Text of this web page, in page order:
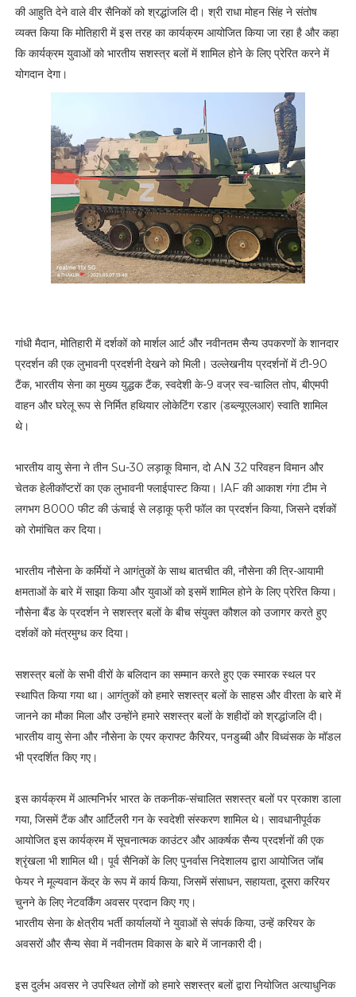
की आहुति देने वाले वीर सैनिकों को श्रद्धांजलि दी। श्री राधा मोहन सिंह ने संतोष
व्यक्त किया कि मोतिहारी में इस तरह का कार्यक्रम आयोजित किया जा रहा है और कहा
कि कार्यक्रम युवाओं को भारतीय सशस्त्र बलों में शामिल होने के लिए प्रेरित करने में
योगदान देगा।
गांधी मैदान, मोतिहारी में दर्शकों को मार्शल आर्ट और नवीनतम सैन्य उपकरणों के शानदार
प्रदर्शन की एक लुभावनी प्रदर्शनी देखने को मिली। उल्लेखनीय प्रदर्शनों में टी-90
टैंक, भारतीय सेना का मुख्य युद्धक टैंक, स्वदेशी के-9 वज्र स्व-चालित तोप, बीएमपी
वाहन और घरेलू रूप से निर्मित हथियार लोकेटिंग रडार (डब्ल्यूएलआर) स्वाति शामिल
थे।
भारतीय वायु सेना ने तीन Su-30 लड़ाकू विमान, दो AN 32 परिवहन विमान और
चेतक हेलीकॉप्टरों का एक लुभावनी फ्लाईपास्ट किया। IAF की आकाश गंगा टीम ने
लगभग 8000 फीट की ऊंचाई से लड़ाकू फ्री फॉल का प्रदर्शन किया, जिसने दर्शकों
को रोमांचित कर दिया।
भारतीय नौसेना के कर्मियों ने आगंतुकों के साथ बातचीत की, नौसेना की त्रि-आयामी
क्षमताओं के बारे में साझा किया और युवाओं को इसमें शामिल होने के लिए प्रेरित किया।
नौसेना बैंड के प्रदर्शन ने सशस्त्र बलों के बीच संयुक्त कौशल को उजागर करते हुए
दर्शकों को मंत्रमुग्ध कर दिया।
सशस्त्र बलों के सभी वीरों के बलिदान का सम्मान करते हुए एक स्मारक स्थल पर
स्थापित किया गया था। आगंतुकों को हमारे सशस्त्र बलों के साहस और वीरता के बारे में
जानने का मौका मिला और उन्होंने हमारे सशस्त्र बलों के शहीदों को श्रद्धांजलि दी।
भारतीय वायु सेना और नौसेना के एयर क्राफ्ट कैरियर, पनडुब्बी और विध्वंसक के मॉडल
भी प्रदर्शित किए गए।
इस कार्यक्रम में आत्मनिर्भर भारत के तकनीक-संचालित सशस्त्र बलों पर प्रकाश डाला
गया, जिसमें टैंक और आर्टिलरी गन के स्वदेशी संस्करण शामिल थे। सावधानीपूर्वक
आयोजित इस कार्यक्रम में सूचनात्मक काउंटर और आकर्षक सैन्य प्रदर्शनों की एक
श्रृंखला भी शामिल थी। पूर्व सैनिकों के लिए पुनर्वास निदेशालय द्वारा आयोजित जॉब
फेयर ने मूल्यवान केंद्र के रूप में कार्य किया, जिसमें संसाधन, सहायता, दूसरा करियर
चुनने के लिए नेटवर्किंग अवसर प्रदान किए गए।
भारतीय सेना के क्षेत्रीय भर्ती कार्यालयों ने युवाओं से संपर्क किया, उन्हें करियर के
अवसरों और सैन्य सेवा में नवीनतम विकास के बारे में जानकारी दी।
इस दुर्लभ अवसर ने उपस्थित लोगों को हमारे सशस्त्र बलों द्वारा नियोजित अत्याधुनिक